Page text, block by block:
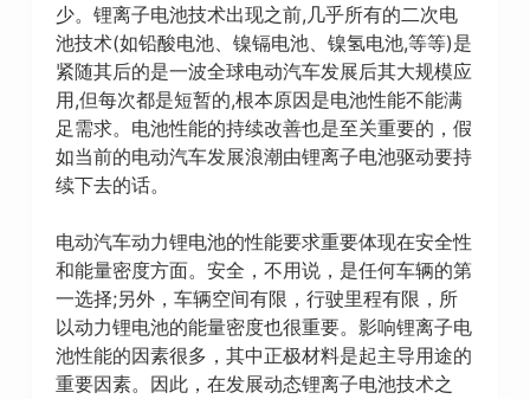
少。锂离子电池技术出现之前,几乎所有的二次电
池技术(如铅酸电池、镍镉电池、镍氢电池,等等)是
紧随其后的是一波全球电动汽车发展后其大规模应
用,但每次都是短暂的,根本原因是电池性能不能满
足需求。电池性能的持续改善也是至关重要的，假
如当前的电动汽车发展浪潮由锂离子电池驱动要持
续下去的话。
电动汽车动力锂电池的性能要求重要体现在安全性
和能量密度方面。安全，不用说，是任何车辆的第
一选择;另外，车辆空间有限，行驶里程有限，所
以动力锂电池的能量密度也很重要。影响锂离子电
池性能的因素很多，其中正极材料是起主导用途的
重要因素。因此，在发展动态锂离子电池技术之